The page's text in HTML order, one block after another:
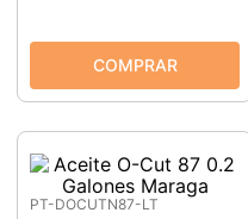
PT-DOCUTN87-LT